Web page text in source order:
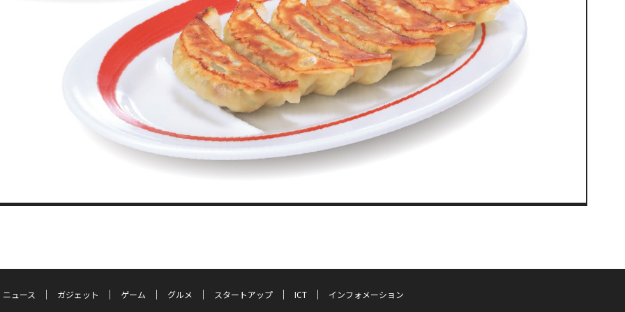
ニュース ガジェット ゲーム グルメ スタートアップ ICT インフォメーション